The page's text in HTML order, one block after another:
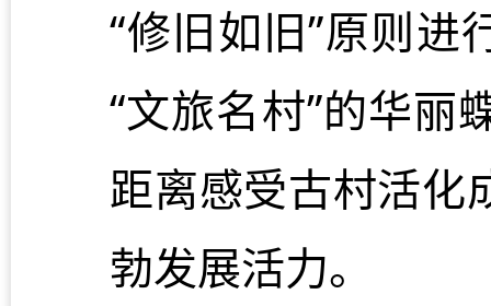
“修旧如旧”原则进
“文旅名村”的华丽
距离感受古村活化
勃发展活力。